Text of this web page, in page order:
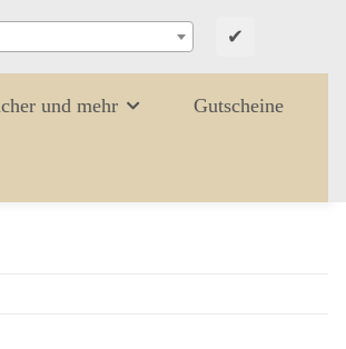
✔
und mehr Gutscheine